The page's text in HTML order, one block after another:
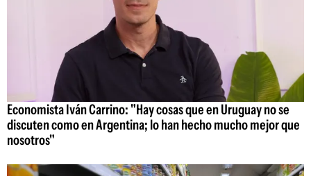
Economista Iván Carrino: "Hay cosas que en Uruguay no se
discuten como en Argentina; lo han hecho mucho mejor que
nosotros"